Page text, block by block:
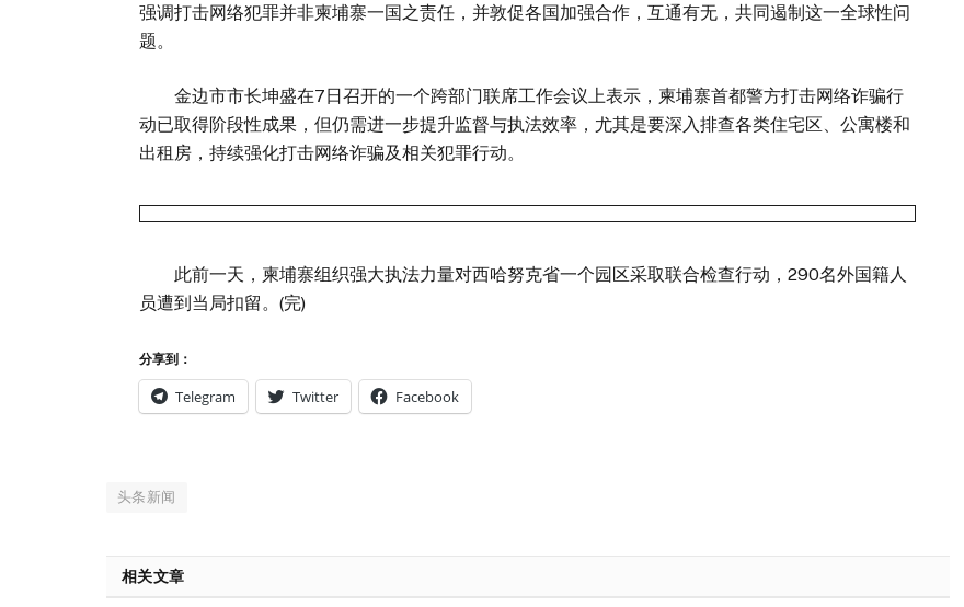
强调打击网络犯罪并非柬埔寨一国之责任，并敦促各国加强合作，互通有无，共同遏制这一全球性问
题。
金边市市长坤盛在7日召开的一个跨部门联席工作会议上表示，柬埔寨首都警方打击网络诈骗行
动已取得阶段性成果，但仍需进一步提升监督与执法效率，尤其是要深入排查各类住宅区、公寓楼和
出租房，持续强化打击网络诈骗及相关犯罪行动。
此前一天，柬埔寨组织强大执法力量对西哈努克省一个园区采取联合检查行动，290名外国籍人
员遭到当局扣留。(完)
分享到：
Telegram Twitter Facebook
头条新闻
相关文章